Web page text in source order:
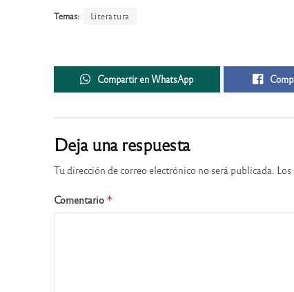
Temas: Literatura
Compartir en WhatsApp
Deja una respuesta
Tu dirección de correo electrónico no será publicada.
Comentario *